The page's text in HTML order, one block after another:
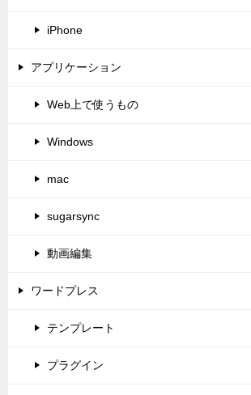
iPhone
アプリケーション
Web上で使うもの
Windows
mac
sugarsync
動画編集
ワードプレス
テンプレート
プラグイン